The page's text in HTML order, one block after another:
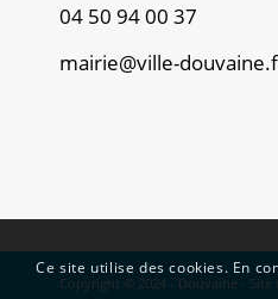
04 50 94 00 37
mairie@ville-
Copyright © 2024 - Douvaine - Site
Ce site utilise des cookies. En